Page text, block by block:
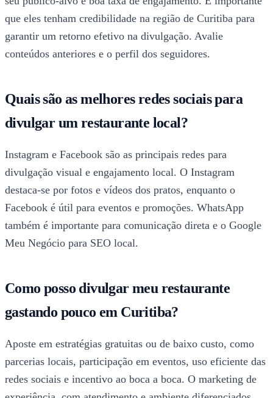
que eles tenham credibilidade na região de Curitiba para
garantir um retorno efetivo na divulgação. Avalie
conteúdos anteriores e o perfil dos seguidores.
Quais são as melhores redes sociais para
divulgar um restaurante local?
Instagram e Facebook são as principais redes para
divulgação visual e engajamento local. O Instagram
destaca-se por fotos e vídeos dos pratos, enquanto o
Facebook é útil para eventos e promoções. WhatsApp
também é importante para comunicação direta e o Google
Meu Negócio para SEO local.
Como posso divulgar meu restaurante
gastando pouco em Curitiba?
Aposte em estratégias gratuitas ou de baixo custo, como
parcerias locais, participação em eventos, uso eficiente das
redes sociais e incentivo ao boca a boca. O marketing de